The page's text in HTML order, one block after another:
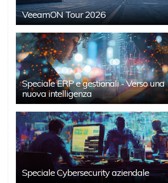
VeeamON Tour 2026
Speciale ERP e gestionali - Verso una
nuova intelligenza
Speciale Cybersecurity aziendale